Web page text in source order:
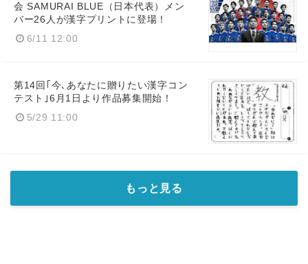
会 SAMURAI BLUE（日本代表）メン
バー26人が漢字プリントに登場！
6/11 12:00
第14回｢今､あなたに贈りたい漢字コン
テスト｣6月1日より作品募集開始！
5/29 11:00
もっと見る